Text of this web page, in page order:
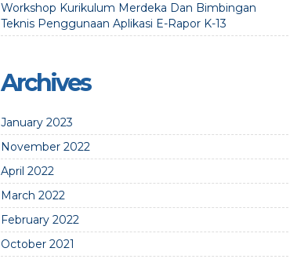
Workshop Kurikulum Merdeka Dan Bimbingan
Teknis Penggunaan Aplikasi E-Rapor K-13
Archives
January 2023
November 2022
April 2022
March 2022
February 2022
October 2021